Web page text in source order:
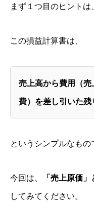
まず１つ目のヒントは
この損益計算書は、
売上高から費用（
費）を差し引いた
というシンプルなもの
今回は、 「売上原価
してみてください。